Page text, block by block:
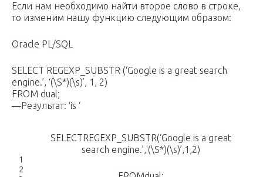
Если нам необходимо найти второе слово в строке,
то изменим нашу функцию следующим образом:
Oracle PL/SQL
SELECT REGEXP_SUBSTR (‘Google is a great search
engine.’, ‘(\S*)(\s)’, 1, 2)
FROM dual;
—Результат: ‘is ‘
1
2
SELECTREGEXP_SUBSTR(‘Google is a great
search engine.’,'(\S*)(\s)’,1,2)